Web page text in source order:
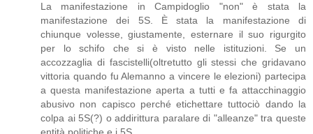
La manifestazione in Campidoglio "non" è stata la
manifestazione dei 5S. È stata la manifestazione di
chiunque volesse, giustamente, esternare il suo rigurgito
per lo schifo che si è visto nelle istituzioni. Se un
accozzaglia di fascistelli(oltretutto gli stessi che gridavano
vittoria quando fu Alemanno a vincere le elezioni) partecipa
a questa manifestazione aperta a tutti e fa attacchinaggio
abusivo non capisco perché etichettare tuttociò dando la
colpa ai 5S(?) o addirittura paralare di "alleanze" tra queste